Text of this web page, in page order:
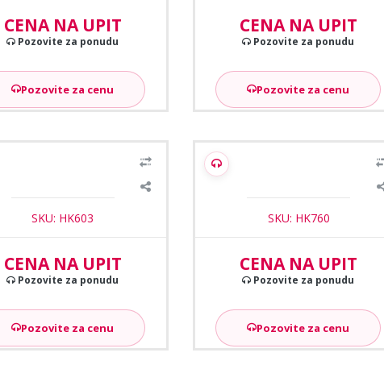
CENA NA UPIT
Pozovite za ponudu
Pozovite za cenu
CENA NA UPIT
Pozovite za ponudu
Pozovite za cenu
DS-K1108AM Mifare citac
SKU: HK603
CENA NA UPIT
Pozovite za ponudu
Pozovite za cenu
Hikvision DS-K1104MK Wiegand
SKU: HK760
CENA NA UPIT
Pozovite za ponudu
Pozovite za cenu